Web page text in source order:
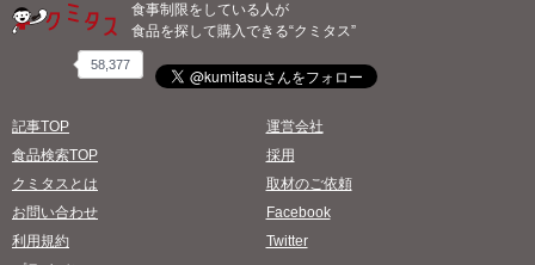
食事制限をしている人が
食品を探して購入できる“クミタス”
58,377
記事TOP
食品検索TOP
クミタスとは
お問い合わせ
利用規約
運営会社
採用
取材のご依頼
Facebook
Twitter